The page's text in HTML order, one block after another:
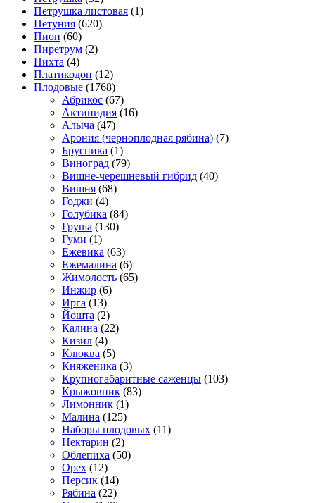
Петрушка листовая (1)
Петуния (620)
Пион (60)
Пиретрум (2)
Пихта (4)
Платикодон (12)
Плодовые (1768)
Абрикос (67)
Актинидия (16)
Алыча (47)
Арония (черноплодная рябина) (7)
Брусника (1)
Виноград (79)
Вишне-черешневый гибрид (40)
Вишня (68)
Годжи (4)
Голубика (84)
Груша (130)
Гуми (1)
Ежевика (63)
Ежемалина (6)
Жимолость (65)
Инжир (6)
Ирга (13)
Йошта (2)
Калина (22)
Кизил (4)
Клюква (5)
Княженика (3)
Крупногабаритные саженцы (103)
Крыжовник (83)
Лимонник (1)
Малина (125)
Наборы плодовых (11)
Нектарин (2)
Облепиха (50)
Орех (12)
Персик (14)
Рябина (22)